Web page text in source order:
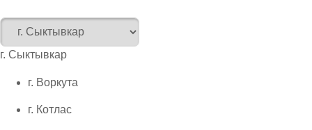
г. Сыктывкар
г. Воркута
г. Котлас